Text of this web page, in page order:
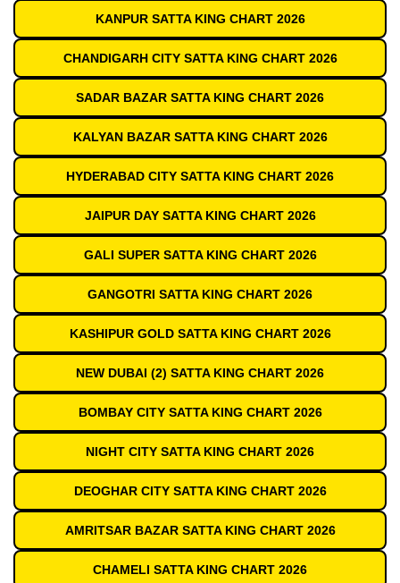
KANPUR SATTA KING CHART 2026
CHANDIGARH CITY SATTA KING CHART 2026
SADAR BAZAR SATTA KING CHART 2026
KALYAN BAZAR SATTA KING CHART 2026
HYDERABAD CITY SATTA KING CHART 2026
JAIPUR DAY SATTA KING CHART 2026
GALI SUPER SATTA KING CHART 2026
GANGOTRI SATTA KING CHART 2026
KASHIPUR GOLD SATTA KING CHART 2026
NEW DUBAI (2) SATTA KING CHART 2026
BOMBAY CITY SATTA KING CHART 2026
NIGHT CITY SATTA KING CHART 2026
DEOGHAR CITY SATTA KING CHART 2026
AMRITSAR BAZAR SATTA KING CHART 2026
CHAMELI SATTA KING CHART 2026